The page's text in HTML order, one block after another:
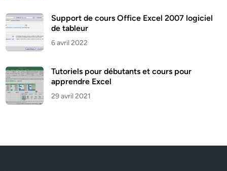
Support de cours Office Excel 2007 logiciel
de tableur
6 avril 2022
Tutoriels pour débutants et cours pour
apprendre Excel
29 avril 2021